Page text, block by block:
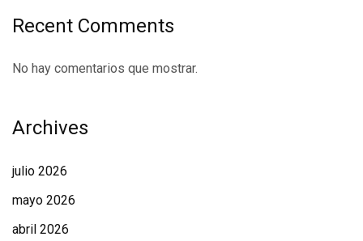
Recent Comments
No hay comentarios que mostrar.
Archives
julio 2026
mayo 2026
abril 2026